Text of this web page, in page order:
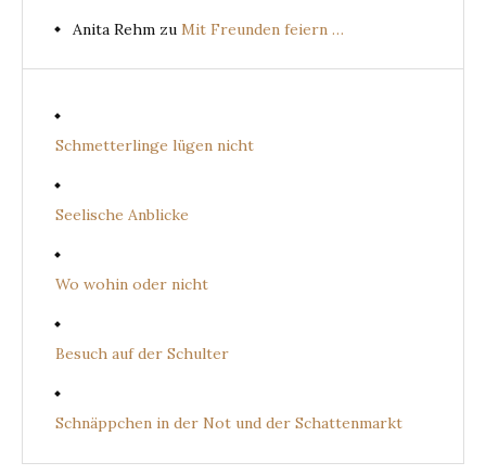
Anita Rehm zu Mit Freunden feiern …
Schmetterlinge lügen nicht
Seelische Anblicke
Wo wohin oder nicht
Besuch auf der Schulter
Schnäppchen in der Not und der Schattenmarkt